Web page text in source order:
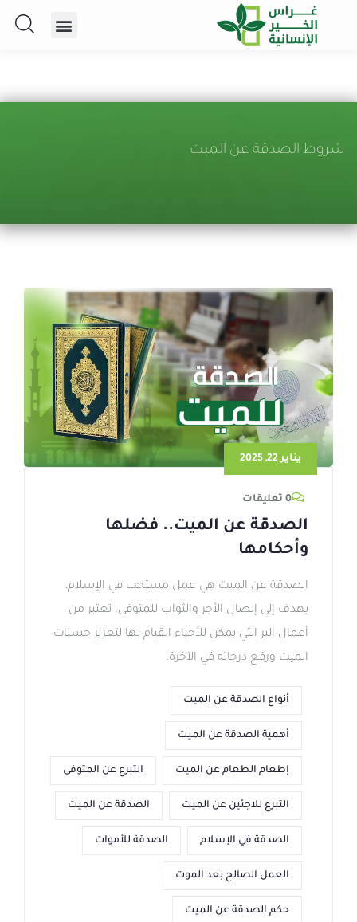
شروط الصدقة عن الميت
يناير 22, 2025
0 تعليقات
الصدقة عن الميت.. فضلها
وأحكامها
الصدقة عن الميت هي عمل مستحب في الإسلام،
يهدف إلى إيصال الأجر والثواب للمتوفى. تعتبر من
أعمال البر التي يمكن للأحياء القيام بها لتعزيز حسنات
الميت ورفع درجاته في الآخرة.
أنواع الصدقة عن الميت
أهمية الصدقة عن الميت
إطعام الطعام عن الميت التبرع عن المتوفى
التبرع للاجئين عن الميت الصدقة عن الميت
الصدقة في الإسلام الصدقة للأموات
العمل الصالح بعد الموت
حكم الصدقة عن الميت